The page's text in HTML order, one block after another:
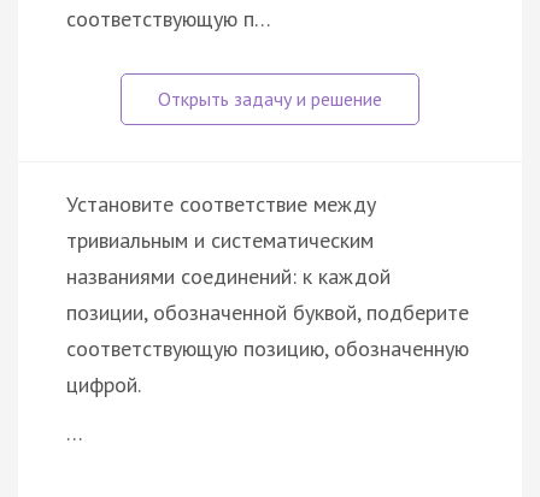
соответствующую п…
Установите соответствие между
тривиальным и систематическим
названиями соединений: к каждой
позиции, обозначенной буквой, подберите
соответствующую позицию, обозначенную
цифрой.
…